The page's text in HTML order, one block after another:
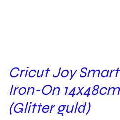
Cricut Joy Smart
Iron-On 14x48cm
(Glitter guld)